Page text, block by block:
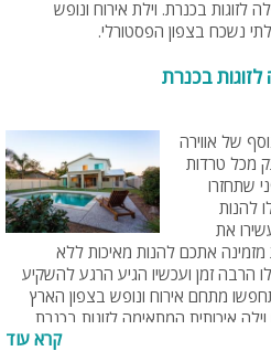
לזוגות בכנרת. וילת אירוח ונופש
נשכח בצפון הפסטורלי.
בכנרת
של אווירה
מכל טרדות
שתחזרו
להנות
את
אתכם להנות מאיכות ללא
הרבה זמן ועכשיו הגיע הרגע להשקיע
מתחם אירוח ונופש בצפון הארץ
איכותית המתאימה לזוגות בכנרת.
קרא עוד